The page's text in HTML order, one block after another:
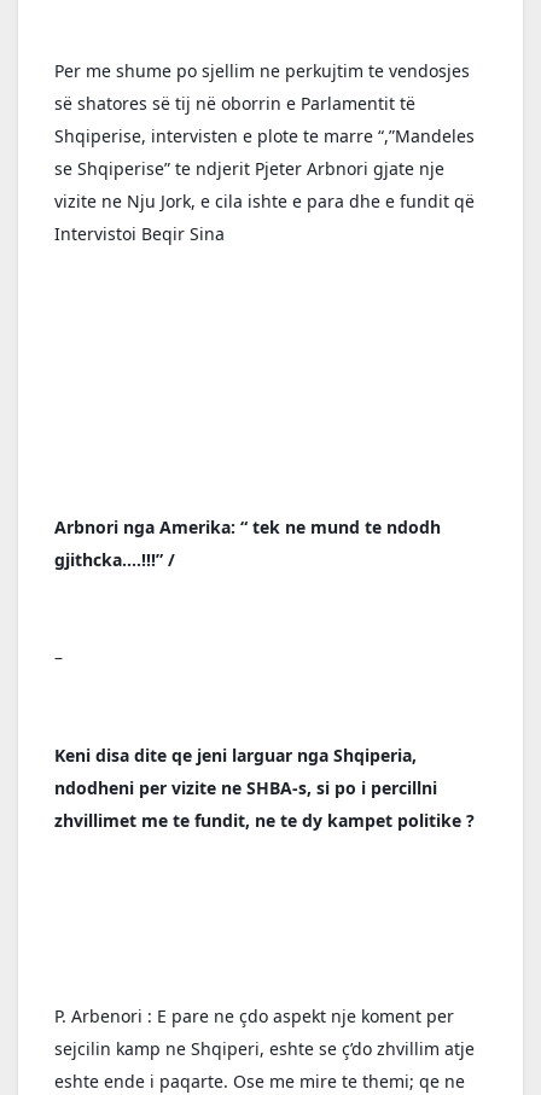
Per me shume po sjellim ne perkujtim te vendosjes
së shatores së tij në oborrin e Parlamentit të
Shqiperise, intervisten e plote te marre “,”Mandeles
se Shqiperise” te ndjerit Pjeter Arbnori gjate nje
vizite ne Nju Jork, e cila ishte e para dhe e fundit që
Intervistoi Beqir Sina
Arbnori nga Amerika: “ tek ne mund te ndodh
gjithcka….!!!” /
–
Keni disa dite qe jeni larguar nga Shqiperia,
ndodheni per vizite ne SHBA-s, si po i percillni
zhvillimet me te fundit, ne te dy kampet politike ?
P. Arbenori : E pare ne çdo aspekt nje koment per
sejcilin kamp ne Shqiperi, eshte se ç’do zhvillim atje
eshte ende i paqarte. Ose me mire te themi; qe ne